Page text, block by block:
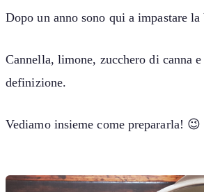
Dopo un anno sono qui a impastare
Cannella, limone, zucchero di canna
definizione.
Vediamo insieme come prepararla! 😉